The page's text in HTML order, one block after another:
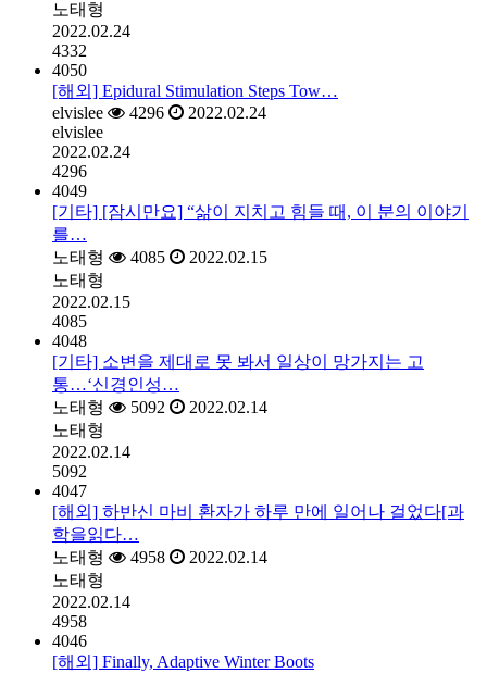
노태형
2022.02.24
4332
4050
[해외] Epidural Stimulation Steps Tow…
elvislee
4296
2022.02.24
elvislee
2022.02.24
4296
4049
[기타] [잠시만요] “삶이 지치고 힘들 때, 이 분의 이야기
를…
노태형
4085
2022.02.15
노태형
2022.02.15
4085
4048
[기타] 소변을 제대로 못 봐서 일상이 망가지는 고
통…‘신경인성…
노태형
5092
2022.02.14
노태형
2022.02.14
5092
4047
[해외] 하반신 마비 환자가 하루 만에 일어나 걸었다[과
학을읽다…
노태형
4958
2022.02.14
노태형
2022.02.14
4958
4046
[해외] Finally, Adaptive Winter Boots